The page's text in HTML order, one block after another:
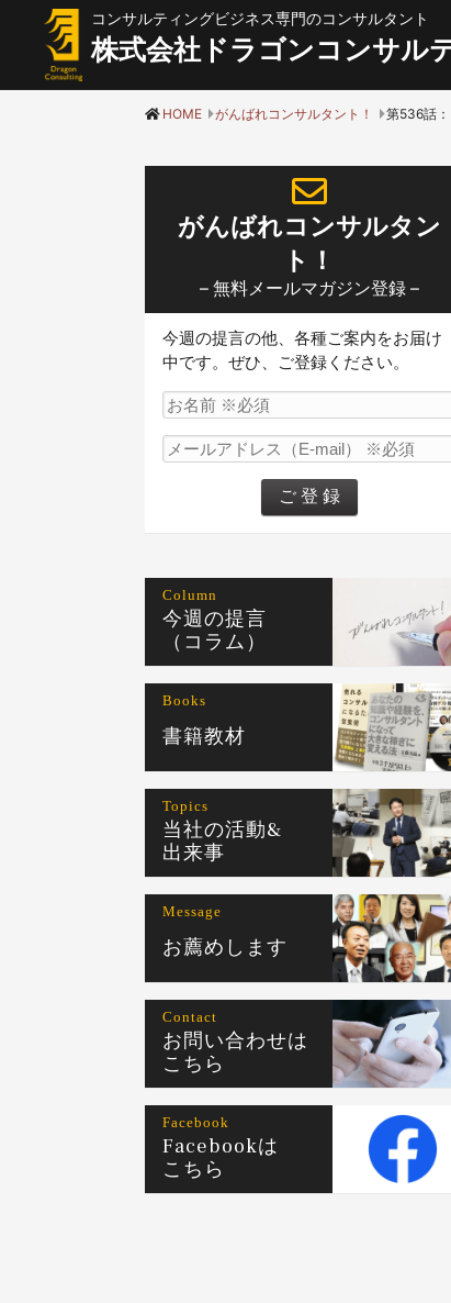
コンサルティングビジネス専門のコンサルタント
株式会社ドラゴンコンサル
HOME がんばれコンサルタント！
がんばれコンサルタン
ト！
– 無料メールマガジン登録 –
今週の提言の他、各種ご案内をお届け
中です。ぜひ、ご登録ください。
Column
今週の提言
（コラム）
Books
書籍教材
Topics
当社の活動&
出来事
Message
お薦めします
Contact
お問い合わせは
こちら
Facebook
Facebookは
こちら